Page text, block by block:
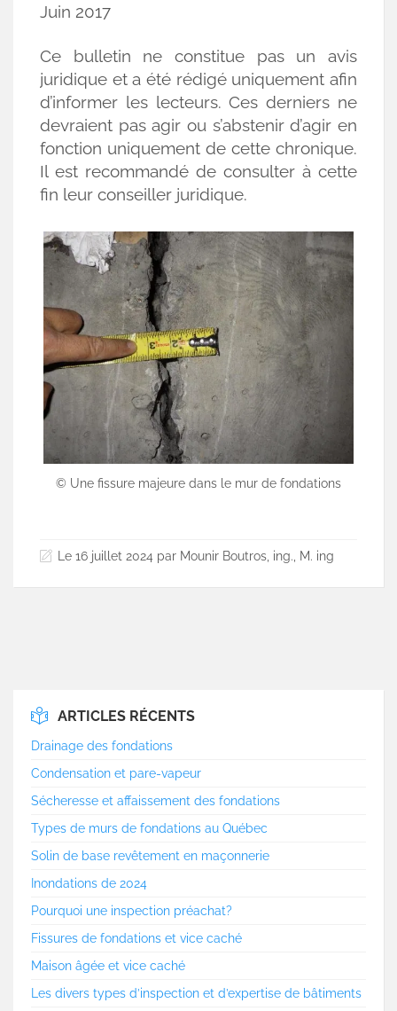
Juin 2017
Ce bulletin ne constitue pas un avis
juridique et a été rédigé uniquement afin
d’informer les lecteurs. Ces derniers ne
devraient pas agir ou s’abstenir d’agir en
fonction uniquement de cette chronique.
Il est recommandé de consulter à cette
fin leur conseiller juridique.
© Une fissure majeure dans le mur de fondations
Le 16 juillet 2024 par Mounir Boutros, ing., M. ing
ARTICLES RÉCENTS
Drainage des fondations
Condensation et pare-vapeur
Sécheresse et affaissement des fondations
Types de murs de fondations au Québec
Solin de base revêtement en maçonnerie
Inondations de 2024
Pourquoi une inspection préachat?
Fissures de fondations et vice caché
Maison âgée et vice caché
Les divers types d’inspection et d’expertise de bâtiments